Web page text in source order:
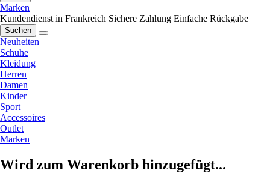
Marken
Kundendienst in Frankreich Sichere Zahlung Einfache Rückgabe
Suchen
Neuheiten
Schuhe
Kleidung
Herren
Damen
Kinder
Sport
Accessoires
Outlet
Marken
Wird zum Warenkorb hinzugefügt...